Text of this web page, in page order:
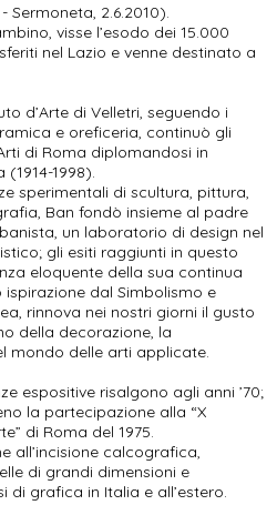
Sermoneta, 2.6.2010).
visse l’esodo dei 15.000
nel Lazio e venne destinato a
d’Arte di Velletri, seguendo i
e oreficeria, continuò gli
di Roma diplomandosi in
1998).
sperimentali di scultura, pittura,
Ban fondò insieme al padre
un laboratorio di design nel
gli esiti raggiunti in questo
eloquente della sua continua
dal Simbolismo e
rinnova nei nostri giorni il gusto
della decorazione, la
mondo delle arti applicate.
espositive risalgono agli anni ’70;
la partecipazione alla “X
di Roma del 1975.
all’incisione calcografica,
di grandi dimensioni e
di grafica in Italia e all’estero.